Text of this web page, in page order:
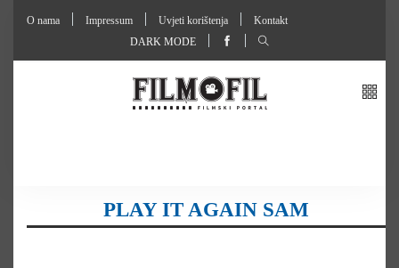
O nama Impressum Uvjeti korištenja
Kontakt
DARK MODE
PLAY IT AGAIN SAM